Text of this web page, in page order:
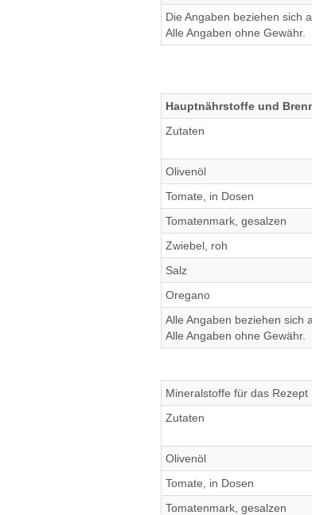
Die Angaben beziehen sich
Alle Angaben ohne Gewähr.
Hauptnährstoffe und
Zutaten
Olivenöl
Tomate, in Dosen
Tomatenmark, gesalzen
Zwiebel, roh
Salz
Oregano
Alle Angaben beziehen sich
Alle Angaben ohne Gewähr.
Mineralstoffe für das Rezept
Zutaten
Olivenöl
Tomate, in Dosen
Tomatenmark, gesalzen